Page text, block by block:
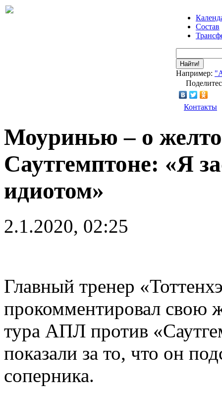
Состав
Найти!
Например:
Контакты
Моуринью – о
Саутгемптоне: «Я
идиотом»
2.1.2020, 02:25
Главный тренер
прокомментировал свою
тура АПЛ против
показали за то, что он
соперника.